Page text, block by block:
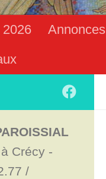
2026 Annonces
Crécy -
/